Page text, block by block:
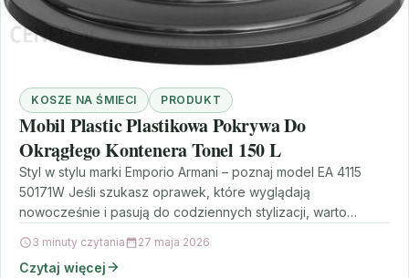
KOSZE NA ŚMIECI PRODUKT
Mobil Plastic Plastikowa Pokrywa Do
Okrągłego Kontenera Tonel 150 L
Styl w stylu marki Emporio Armani – poznaj model EA 4115
50171W Jeśli szukasz oprawek, które wyglądają
nowocześnie i pasują do codziennych stylizacji, warto…
3 minuty czytania 27 maja 2026
Czytaj więcej